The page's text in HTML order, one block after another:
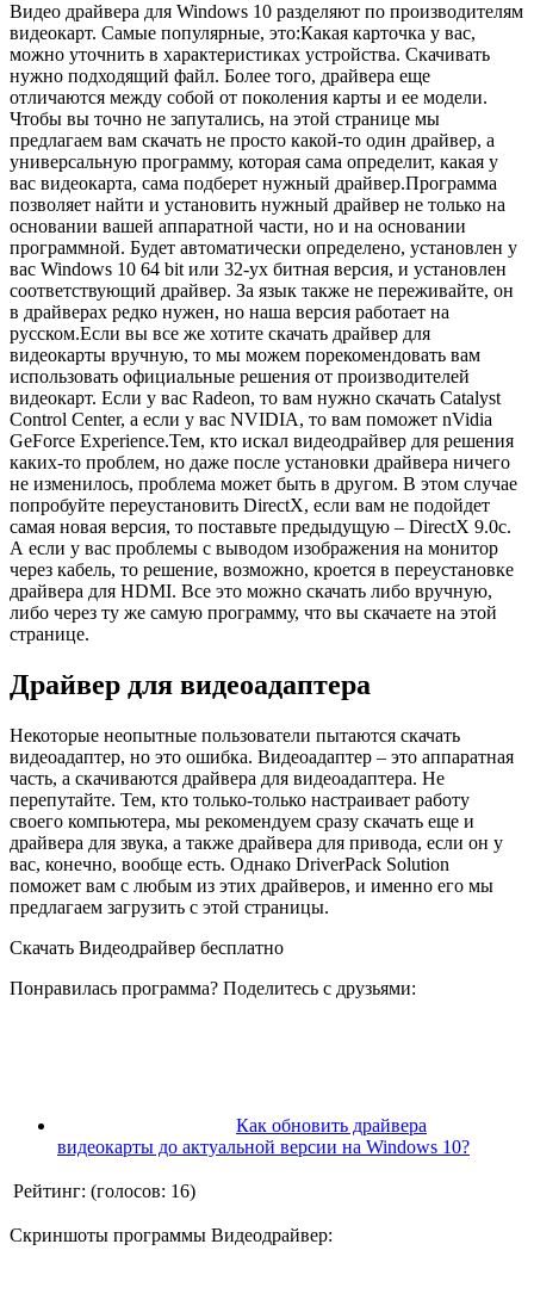
Видео драйвера для Windows 10 разделяют по производителям
видеокарт. Самые популярные, это:Какая карточка у вас,
можно уточнить в характеристиках устройства. Скачивать
нужно подходящий файл. Более того, драйвера еще
отличаются между собой от поколения карты и ее модели.
Чтобы вы точно не запутались, на этой странице мы
предлагаем вам скачать не просто какой-то один драйвер, а
универсальную программу, которая сама определит, какая у
вас видеокарта, сама подберет нужный драйвер.Программа
позволяет найти и установить нужный драйвер не только на
основании вашей аппаратной части, но и на основании
программной. Будет автоматически определено, установлен у
вас Windows 10 64 bit или 32-ух битная версия, и установлен
соответствующий драйвер. За язык также не переживайте, он
в драйверах редко нужен, но наша версия работает на
русском.Если вы все же хотите скачать драйвер для
видеокарты вручную, то мы можем порекомендовать вам
использовать официальные решения от производителей
видеокарт. Если у вас Radeon, то вам нужно скачать Catalyst
Control Center, а если у вас NVIDIA, то вам поможет nVidia
GeForce Experience.Тем, кто искал видеодрайвер для решения
каких-то проблем, но даже после установки драйвера ничего
не изменилось, проблема может быть в другом. В этом случае
попробуйте переустановить DirectX, если вам не подойдет
самая новая версия, то поставьте предыдущую – DirectX 9.0c.
А если у вас проблемы с выводом изображения на монитор
через кабель, то решение, возможно, кроется в переустановке
драйвера для HDMI. Все это можно скачать либо вручную,
либо через ту же самую программу, что вы скачаете на этой
странице.
Драйвер для видеоадаптера
Некоторые неопытные пользователи пытаются скачать
видеоадаптер, но это ошибка. Видеоадаптер – это аппаратная
часть, а скачиваются драйвера для видеоадаптера. Не
перепутайте. Тем, кто только-только настраивает работу
своего компьютера, мы рекомендуем сразу скачать еще и
драйвера для звука, а также драйвера для привода, если он у
вас, конечно, вообще есть. Однако DriverPack Solution
поможет вам с любым из этих драйверов, и именно его мы
предлагаем загрузить с этой страницы.
Скачать Видеодрайвер бесплатно
Понравилась программа? Поделитесь с друзьями:
Как обновить драйвера
видеокарты до актуальной версии на Windows 10?
Рейтинг: (голосов: 16)
Скриншоты программы Видеодрайвер: